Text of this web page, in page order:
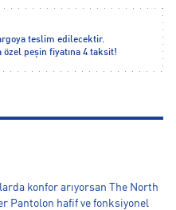
teslim edilecektir.
özel peşin fiyatına 4 taksit!
konfor arıyorsan The North
Pantolon hafif ve fonksiyonel